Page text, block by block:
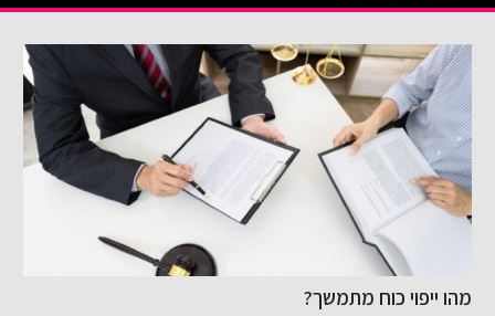
מהו ייפוי כוח מתמשך?